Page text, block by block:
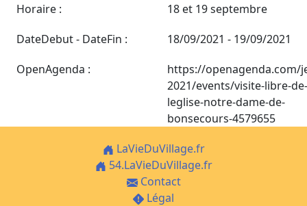
Horaire :
18 et 19 septembre
DateDebut - DateFin :
18/09/2021 - 19/09/2021
OpenAgenda :
https://openagenda.com/
2021/events/visite-libre-de-
leglise-notre-dame-de-
bonsecours-4579655
LaVieDuVillage.fr
54.LaVieDuVillage.fr
Contact
Légal